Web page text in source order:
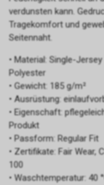
verdunsten kann.
Tragekomfort und
Seitennaht.
• Material: Single-
Polyester
• Gewicht: 185 g/m²
• Ausrüstung:
• Eigenschaft:
Produkt
• Passform: Regular Fit
• Zertifikate: Fair Wear,
100
• Waschtemperatur: 40